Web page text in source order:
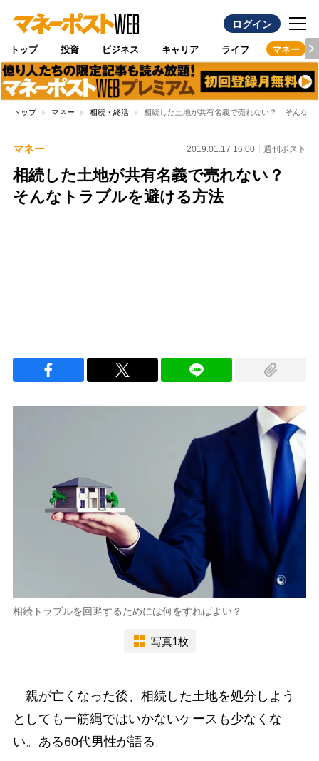
ログイン
トップ 投資 ビジネス キャリア ライフ マネー
トップ マネー 相続・終活 相続した土地が共有名義で売れない？ そんなト
マネー 2019.01.17 16:00 週刊ポスト
相続した土地が共有名義で売れない？
そんなトラブルを避ける方法
相続トラブルを回避するためには何をすればよい？
写真1枚
親が亡くなった後、相続した土地を処分しよう
としても一筋縄ではいかないケースも少なくな
い。ある60代男性が語る。